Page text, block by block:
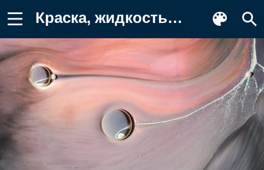
Краска, жидкость, разводы Фотография